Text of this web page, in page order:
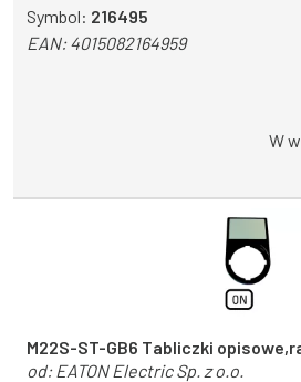
Symbol: 216495
EAN:4015082164959
W
M22S-ST-GB6 Tabliczki
od: EATON Electric Sp. z o.o.